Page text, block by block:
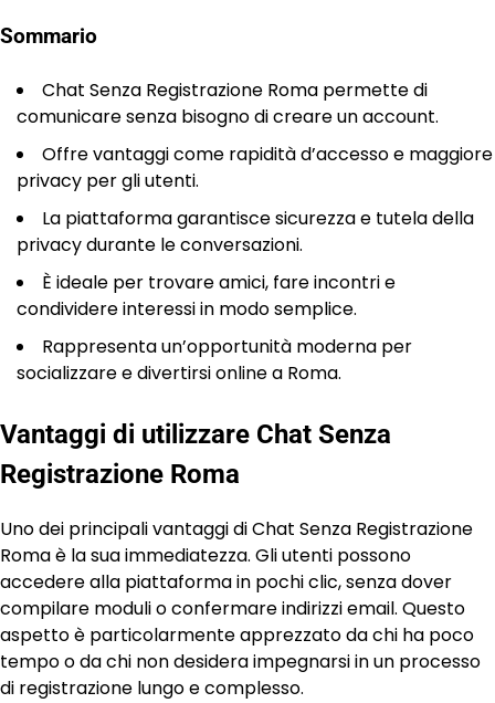
Sommario
Chat Senza Registrazione Roma permette di
comunicare senza bisogno di creare un account.
Offre vantaggi come rapidità d’accesso e maggiore
privacy per gli utenti.
La piattaforma garantisce sicurezza e tutela della
privacy durante le conversazioni.
È ideale per trovare amici, fare incontri e
condividere interessi in modo semplice.
Rappresenta un’opportunità moderna per
socializzare e divertirsi online a Roma.
Vantaggi di utilizzare Chat Senza
Registrazione Roma
Uno dei principali vantaggi di Chat Senza Registrazione
Roma è la sua immediatezza. Gli utenti possono
accedere alla piattaforma in pochi clic, senza dover
compilare moduli o confermare indirizzi email. Questo
aspetto è particolarmente apprezzato da chi ha poco
tempo o da chi non desidera impegnarsi in un processo
di registrazione lungo e complesso.